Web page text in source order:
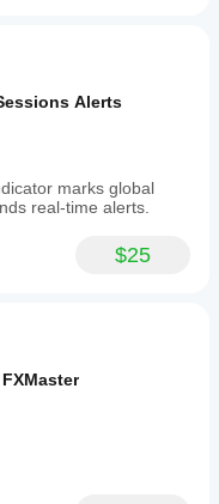
Alerts
marks global
real-time alerts.
$25